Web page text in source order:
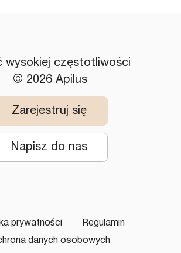
wysokiej częstotliwości
© 2026 Apilus
prywatności Regulamin
danych osobowych
Zarejestruj się
Napisz do nas